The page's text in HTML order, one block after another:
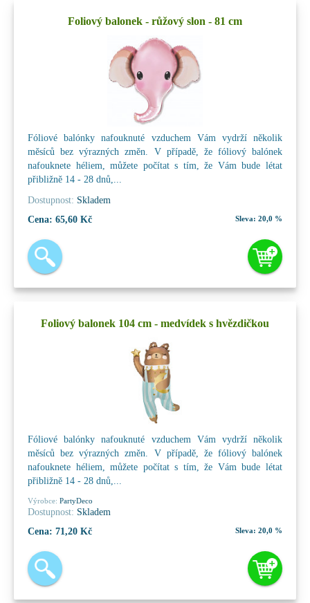
Foliový balonek - růžový slon - 81 cm
Fóliové balónky nafouknuté vzduchem Vám vydrží několik
měsíců bez výrazných změn. V případě, že fóliový balónek
nafouknete héliem, můžete počítat s tím, že Vám bude létat
přibližně 14 - 28 dnů,...
Dostupnost: Skladem
Cena: 65,60 Kč Sleva: 20,0 %
Foliový balonek 104 cm - medvídek s hvězdičkou
Fóliové balónky nafouknuté vzduchem Vám vydrží několik
měsíců bez výrazných změn. V případě, že fóliový balónek
nafouknete héliem, můžete počítat s tím, že Vám bude létat
přibližně 14 - 28 dnů,...
Výrobce: PartyDeco
Dostupnost: Skladem
Cena: 71,20 Kč Sleva: 20,0 %